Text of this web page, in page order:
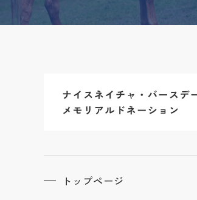
トップページ